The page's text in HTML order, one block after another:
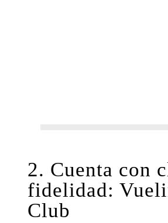
2. Cuenta con
fidelidad:
Club